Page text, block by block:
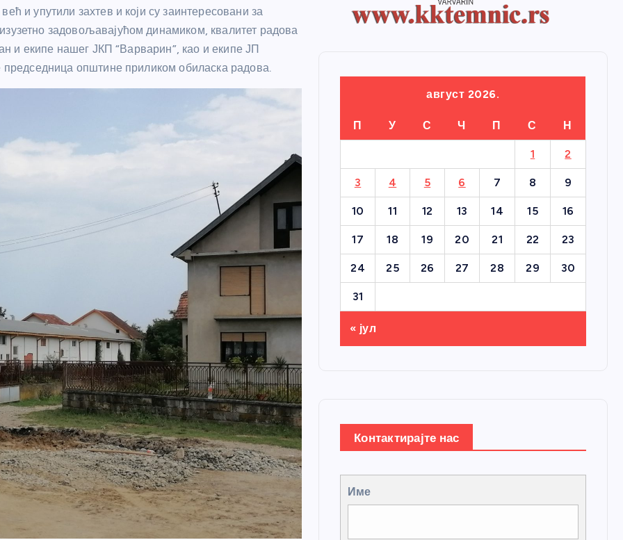
и упутили захтев и који су заинтересовани за
задовољавајућом динамиком, квалитет радова
и екипе нашег ЈКП “Варварин”, као и екипе ЈП
председница општине приликом обиласка радова.
август 2026.
П У С Ч П С Н
1 2
3 4 5 6 7 8 9
10 11 12 13 14 15 16
17 18 19 20 21 22 23
24 25 26 27 28 29 30
31
« јул
Контактирајте нас
Име